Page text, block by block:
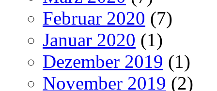
Februar 2020 (7)
Januar 2020 (1)
Dezember 2019 (1)
November 2019 (2)